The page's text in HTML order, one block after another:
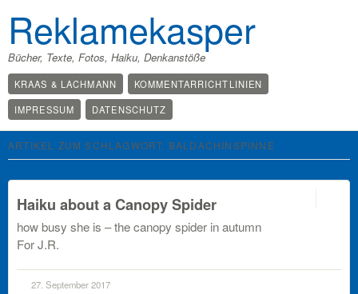
Reklamekasper
Bücher, Texte, Fotos, Haiku, Denkanstöße
KRAAS & LACHMANN
KOMMENTARRICHTLINIEN
IMPRESSUM
DATENSCHUTZ
ARTIKEL ZUM SCHLAGWORT: BALDACHINSPINNE
Haiku about a Canopy Spider
how busy she is – the canopy spider in autumn
For J.R.
27. September 2017